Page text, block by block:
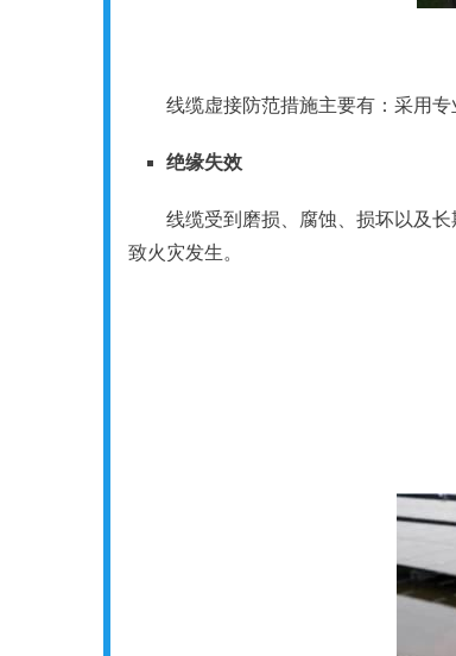
线缆虚接防范措施主要有：采用专
绝缘失效
线缆受到磨损、腐蚀、损坏以及
致火灾发生。